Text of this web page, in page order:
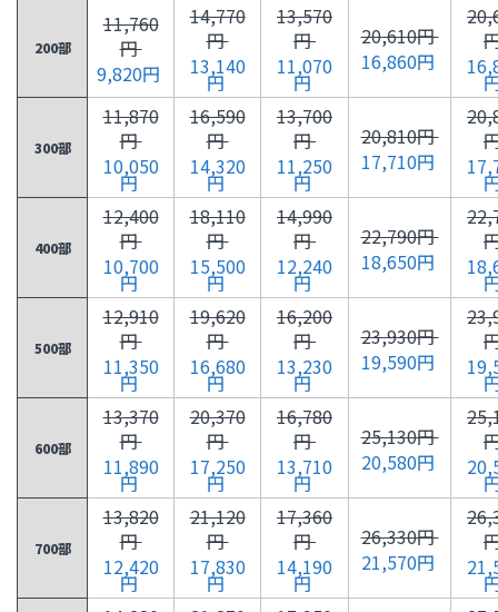
200部
11,760
円
9,820円
14,770
円
13,140
円
13,570
円
11,070
円
20,610円
16,860円
300部
11,870
円
10,050
円
16,590
円
14,320
円
13,700
円
11,250
円
20,810円
17,710円
400部
12,400
円
10,700
円
18,110
円
15,500
円
14,990
円
12,240
円
22,790円
18,650円
500部
12,910
円
11,350
円
19,620
円
16,680
円
16,200
円
13,230
円
23,930円
19,590円
600部
13,370
円
11,890
円
20,370
円
17,250
円
16,780
円
13,710
円
25,130円
20,580円
700部
13,820
円
12,420
円
21,120
円
17,830
円
17,360
円
14,190
円
26,330円
21,570円